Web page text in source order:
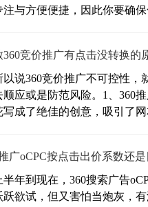
注与方便便捷，因此你要确
360竞价推广有点击没转换的
以说360竞价推广不可控性，
顺应或是防范风险。1、360
写成了绝佳的创意，吸引了
广oCPC按点击出价系数还
半年到现在，360搜索广告
跃欲试，但又害怕当炮灰，